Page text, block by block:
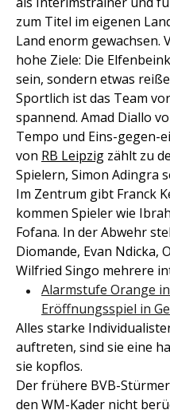
zum Titel im eigenen
Land enorm gewachsen.
hohe Ziele: Die
sein, sondern etwas
Sportlich ist das Team
spannend. Amad Diallo
Tempo und Eins-gegen-
von RB Leipzig zählt zu
Spielern, Simon Adingra
Im Zentrum gibt Franck
kommen Spieler wie
Fofana. In der Abwehr
Diomande, Evan Ndicka,
Wilfried Singo mehrere
Alarmstufe Orange
Eröffnungsspiel in
Alles starke
auftreten, sind sie eine
sie kopflos.
Der frühere BVB-
den WM-Kader nicht